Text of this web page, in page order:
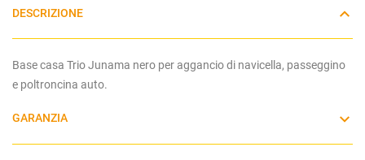
DESCRIZIONE
Base casa Trio Junama nero per aggancio di navicella, passeggino
e poltroncina auto.
GARANZIA